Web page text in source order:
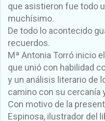
que asistieron fue todo
muchísimo.
De todo lo acontecido
recuerdos.
Mª Antonia Torró inicio
que unió con habilidad
y un análisis literario de
camino con su cercanía
Con motivo de la
Espinosa, ilustrador del